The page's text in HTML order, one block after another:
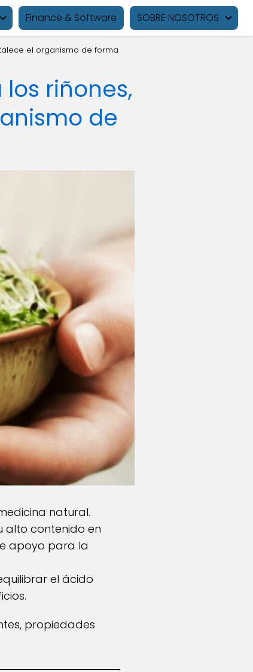
Finance & Software SOBRE NOSOTROS
el organismo de forma
riñones,
de
natural.
alto contenido en
apoyo para la
el ácido
propiedades